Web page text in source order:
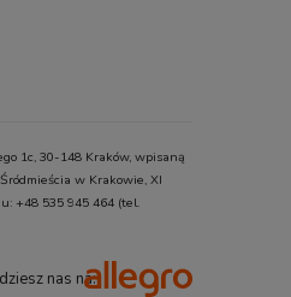
1c, 30-148 Kraków, wpisaną
w Krakowie, XI
+48 535 945 464 (tel.
nas na: